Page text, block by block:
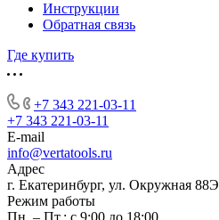
Инструкции
Обратная связь
Где купить
+7 343 221-03-11
+7 343 221-03-11
E-mail
info@vertatools.ru
Адрес
г. Екатеринбург, ул. Окружная 88Э
Режим работы
Пн. – Пт.: с 9:00 до 18:00